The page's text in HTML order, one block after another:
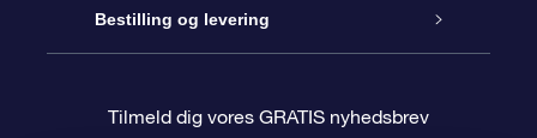
Bloggen
OSR Gavepakke
Star Register
Bestilling og levering
Tilmeld dig vores GRATIS nyhedsbrev